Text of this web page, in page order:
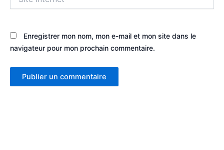
Internet
Enregistrer mon nom, mon e-mail et mon site dans le
navigateur pour mon prochain commentaire.